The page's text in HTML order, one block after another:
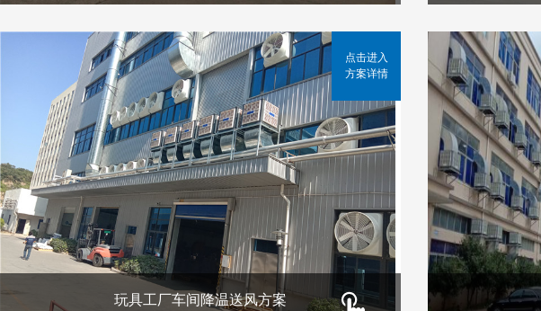
玩具工厂车间降温送风方案
点击进入
方案详情